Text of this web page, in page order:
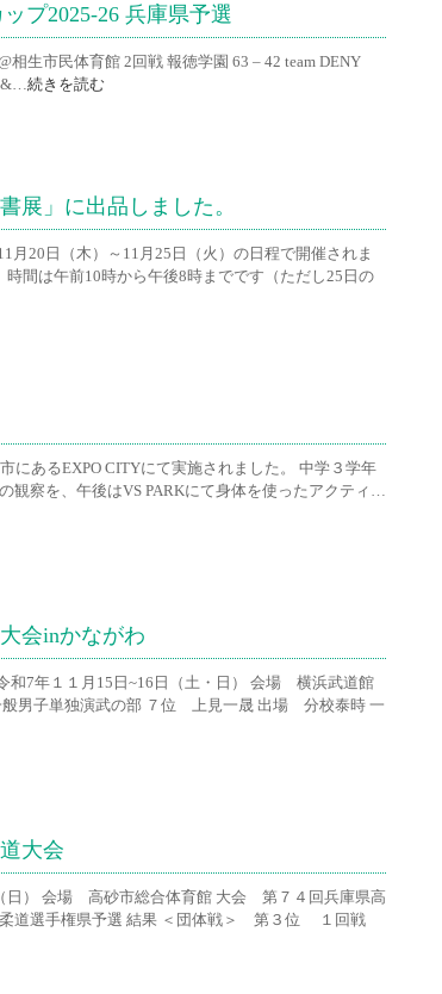
プ2025-26 兵庫県予選
生市民体育館 2回戦 報徳学園 63 – 42 team DENY
&…続きを読む
展」に出品しました。
20日（木）～11月25日（火）の日程で開催されま
間は午前10時から午後8時までです（ただし25日の
にあるEXPO CITYにて実施されました。 中学３学年
観察を、午後はVS PARKにて身体を使ったアクティ…
会inかながわ
7年１１月15日~16日（土・日） 会場 横浜武道館
男子単独演武の部 ７位 上見一晟 出場 分校泰時 一
大会
日） 会場 高砂市総合体育館 大会 第７４回兵庫県高
選手権県予選 結果 ＜団体戦＞ 第３位 １回戦